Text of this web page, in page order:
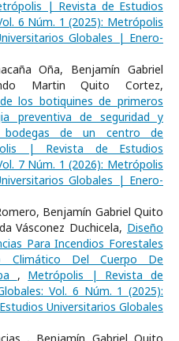
| Revista de Estudios
6 Núm. 1 (2025): Metrópolis
Globales | Enero-
Oña, Benjamín Gabriel
Martin Quito Cortez,
los botiquines de primeros
preventiva de seguridad y
bodegas de un centro de
| Revista de Estudios
7 Núm. 1 (2026): Metrópolis
Globales | Enero-
Benjamín Gabriel Quito
Vásconez Duchicela, Diseño
Para Incendios Forestales
Climático Del Cuerpo De
, Metrópolis | Revista de
Vol. 6 Núm. 1 (2025):
Universitarios Globales